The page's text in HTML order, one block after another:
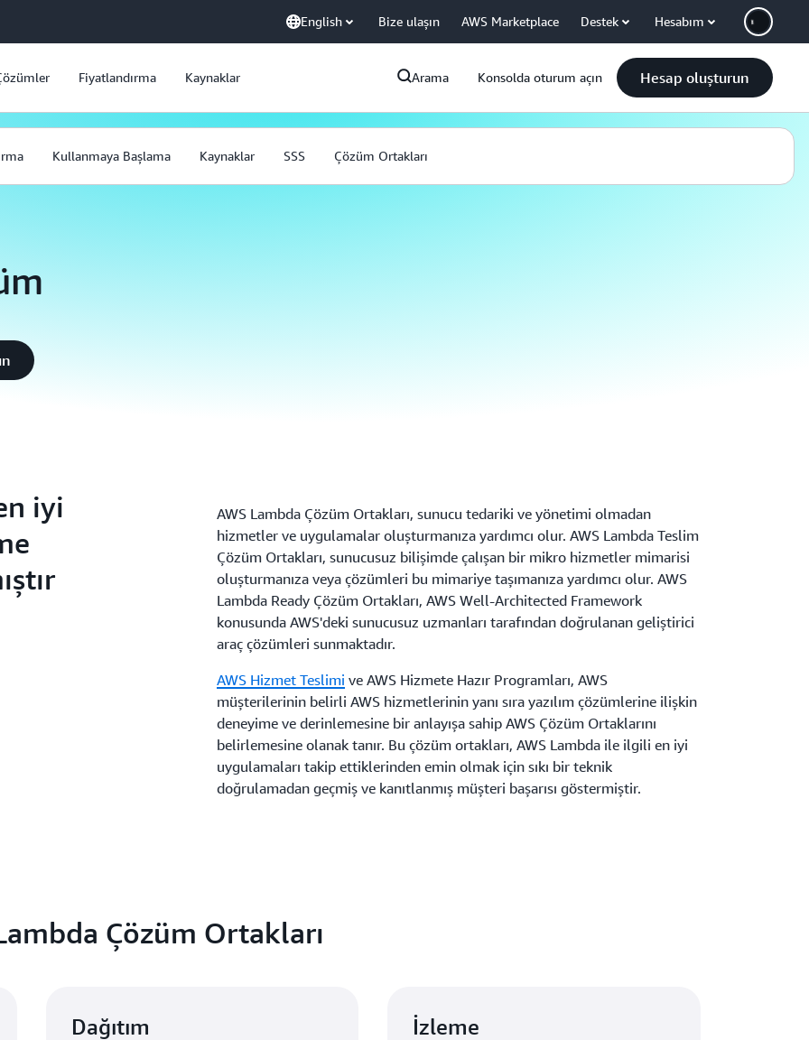
English Bize ulaşın AWS Marketplace Destek Hesabım
Fiyatlandırma Kaynaklar Arama Konsolda oturum açın Hesap oluşturun
Kullanmaya Başlama Kaynaklar SSS Çözüm Ortakları
iyi
AWS Lambda Çözüm Ortakları, sunucu tedariki ve yönetimi olmadan
hizmetler ve uygulamalar oluşturmanıza yardımcı olur. AWS Lambda Teslim
Çözüm Ortakları, sunucusuz bilişimde çalışan bir mikro hizmetler mimarisi
oluşturmanıza veya çözümleri bu mimariye taşımanıza yardımcı olur. AWS
Lambda Ready Çözüm Ortakları, AWS Well-Architected Framework
konusunda AWS'deki sunucusuz uzmanları tarafından doğrulanan geliştirici
araç çözümleri sunmaktadır.
AWS Hizmet Teslimi ve AWS Hizmete Hazır Programları, AWS
müşterilerinin belirli AWS hizmetlerinin yanı sıra yazılım çözümlerine ilişkin
deneyime ve derinlemesine bir anlayışa sahip AWS Çözüm Ortaklarını
belirlemesine olanak tanır. Bu çözüm ortakları, AWS Lambda ile ilgili en iyi
uygulamaları takip ettiklerinden emin olmak için sıkı bir teknik
doğrulamadan geçmiş ve kanıtlanmış müşteri başarısı göstermiştir.
Çözüm Ortakları
Dağıtım İzleme